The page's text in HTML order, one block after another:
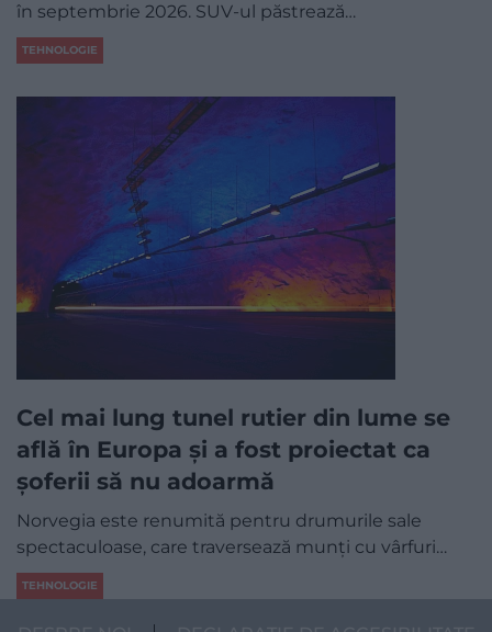
în septembrie 2026. SUV-ul păstrează…
TEHNOLOGIE
Cel mai lung tunel rutier din lume se
află în Europa și a fost proiectat ca
șoferii să nu adoarmă
Norvegia este renumită pentru drumurile sale
spectaculoase, care traversează munți cu vârfuri…
TEHNOLOGIE